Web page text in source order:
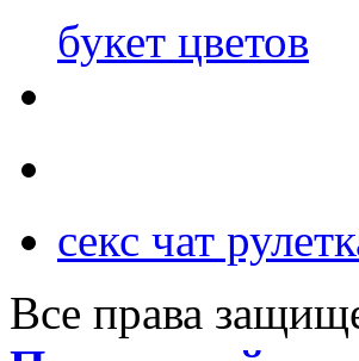
букет цветов
секс чат
Все права